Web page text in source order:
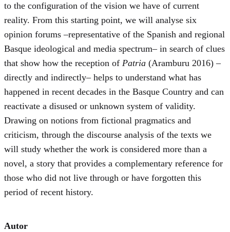
to the configuration of the vision we have of current
reality. From this starting point, we will analyse six
opinion forums –representative of the Spanish and regional
Basque ideological and media spectrum– in search of clues
that show how the reception of Patria (Aramburu 2016) –
directly and indirectly– helps to understand what has
happened in recent decades in the Basque Country and can
reactivate a disused or unknown system of validity.
Drawing on notions from fictional pragmatics and
criticism, through the discourse analysis of the texts we
will study whether the work is considered more than a
novel, a story that provides a complementary reference for
those who did not live through or have forgotten this
period of recent history.
Autor